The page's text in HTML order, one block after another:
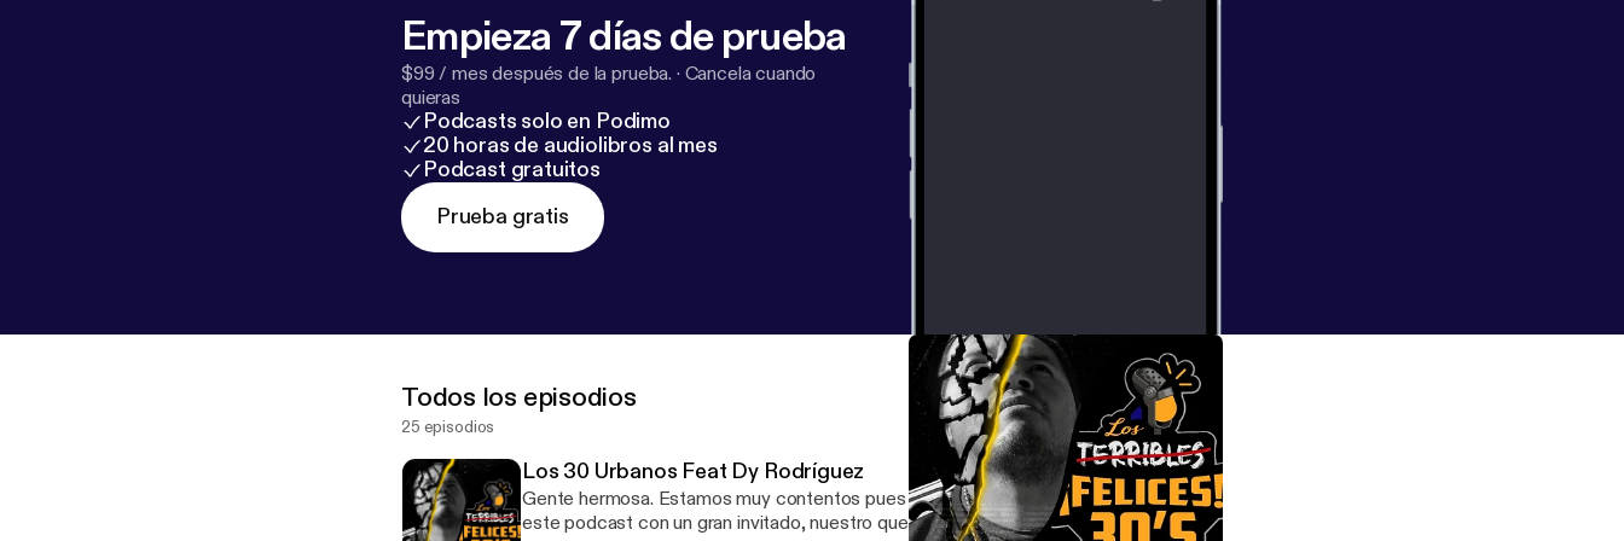
Empieza 7 días de prueba
$99 / mes después de la prueba. · Cancela cuando
quieras
Podcasts solo en Podimo
20 horas de audiolibros al mes
Podcast gratuitos
Prueba gratis
Todos los episodios
25 episodios
Los 30 Urbanos Feat Dy Rodríguez
Gente hermosa. Estamos muy contentos pues iniciamos la tercera temporada del
este podcast con un gran invitado, nuestro querido amigo Dy Rodríguez que nos